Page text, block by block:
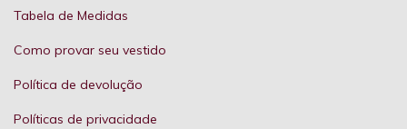
Tabela de Medidas
Como provar seu vestido
Política de devolução
Políticas de privacidade